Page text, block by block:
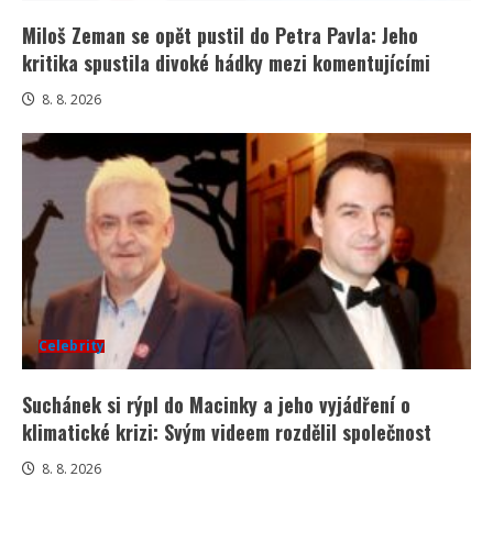
Miloš Zeman se opět pustil do Petra Pavla: Jeho
kritika spustila divoké hádky mezi komentujícími
8. 8. 2026
Celebrity
Suchánek si rýpl do Macinky a jeho vyjádření o
klimatické krizi: Svým videem rozdělil společnost
8. 8. 2026